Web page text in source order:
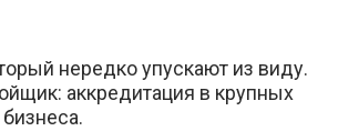
нередко упускают из виду.
аккредитация в крупных